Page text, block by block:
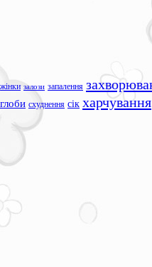
жінки залози запалення
схуднення сік харчування